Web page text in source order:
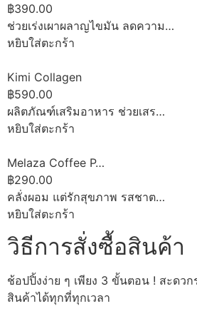
฿390.00
ช่วยเร่งเผาผลาญไขมัน ลดความ…
หยิบใส่ตะกร้า
Kimi Collagen
฿590.00
ผลิตภัณฑ์เสริมอาหาร ช่วยเสร…
หยิบใส่ตะกร้า
Melaza Coffee P…
฿290.00
คลั่งผอม แต่รักสุขภาพ รสชาต…
หยิบใส่ตะกร้า
วิธีการสั่งซื้อสินค้า
ช้อปปิ้งง่าย ๆ เพียง 3 ขั้นตอน ! สะดว
สินค้าได้ทุกที่ทุกเวลา